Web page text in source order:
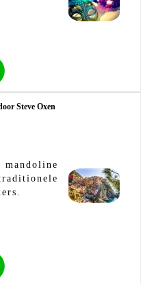
Steve Oxen